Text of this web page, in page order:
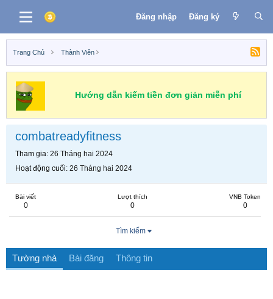
Đăng nhập Đăng ký
Trang Chủ Thành Viên
Hướng dẫn kiếm tiền đơn giản miễn phí
combatreadyfitness
Tham gia 26 Tháng hai 2024
Hoạt động cuối 26 Tháng hai 2024
Bài viết
0
Lượt thích
0
VNB Token
0
Tìm kiếm
Tường nhà Bài đăng Thông tin